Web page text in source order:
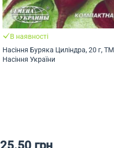
В наявності
Насіння Буряка Циліндра, 20 г, ТМ
Насіння України